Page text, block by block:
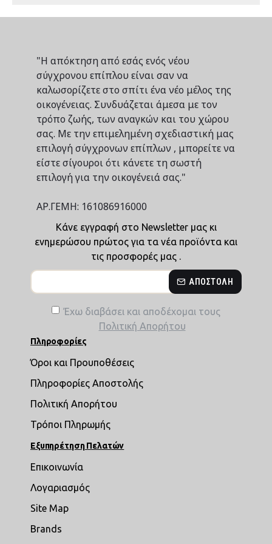
"Η απόκτηση από εσάς ενός νέου
σύγχρονου επίπλου είναι σαν να
καλωσορίζετε στο σπίτι ένα νέο μέλος της
οικογένειας. Συνδυάζεται άμεσα με τον
τρόπο ζωής, των αναγκών και του χώρου
σας. Με την επιμελημένη σχεδιαστική μας
επιλογή σύγχρονων επίπλων , μπορείτε να
είστε σίγουροι ότι κάνετε τη σωστή
επιλογή για την οικογένειά σας."
ΑΡ.ΓΕΜΗ: 161086916000
Κάνε εγγραφή στο Newsletter μας κι
ενημερώσου πρώτος για τα νέα προϊόντα και
τις προσφορές μας .
ΑΠΟΣΤΟΛΉ
Έχω διαβάσει και αποδέχομαι τους
Πολιτική Απορήτου
Πληροφορίες
Όροι και Προυποθέσεις
Πληροφορίες Αποστολής
Πολιτική Απορήτου
Τρόποι Πληρωμής
Εξυπηρέτηση Πελατών
Επικοινωνία
Λογαριασμός
Site Map
Brands